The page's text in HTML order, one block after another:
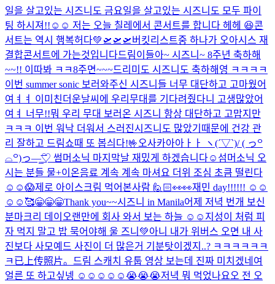
일을 살고있는 시즈니도 금요일을 살고있는 시즈니도 모두 파이
팅 하시져!!☺️☺️ 저는 오늘 칠레에서 콘서트를 합니다 헤헤 😆콘
서트는 역시 행복허다💚 🛫🛫🛫버킷리스트중 하나가 오아시스 재
결합콘서트에 가는것입니다드림이들아~ 시즈니~ 8주년 축하해
~~!! 이따봐 ㅋㅋ8주면~~~드리미도 시즈니도 축하해영 ㅋㅋㅋㅋ
이번 summer sonic 보러와주신 시즈니들 너무 대단하고 고마웠어
여ㅕㅕ 이미친더운날씨에 우리무대를 기다려줬다니 고생많았어
여ㅕ 너무!!뭐 우리 무대 보러온 시즈니 항상 대단하고 고맙지만
ㅋㅋㅋ 이번 워낙 더워서 스러진시즈니도 많았기때문에 건강 관
리 잘하고 드림쇼때 또 봅싀다!🤟 오사카아아ㅏㅏ ヽ(´▽`)/ ( っ꒪
⌓꒪)っ—̳͟͞͞♡ 썸머소닉 마지막날 재밌게 하겠습니다☺️ 섬머소닉 오
시는 분들 물+이온음료 계속 계속 마셔요 더위 조심 초큼 떨린다
☺️☺️😱제로 아이스크림 먹어본사람 🙋🏻👀👀재민 day!!!!!! ☺️☺️
☺️☺️ 🥰😁😁😁Thank you~~시즈니 in Manila어제 저녁 번개 보신
분마크리 데이 오랜만에 회사 와서 보는 하늘 ☺️☺️ 지성이 처럼 피
자 먹지 말고 밥 묵어야해 울 즈니💚아니 내가 위버스 오면 내 사
진보다 사모예드 사진이 더 많은거 기분탓이겠지..? ㅋㅋㅋㅋㅋㅋ
ㅋ 已上传照片。
드림 스캐치 유툽 영상 보는데 진짜 미치겠네여
얼른 또 하고싶넹 ☺️☺️☺️☺️☺️😭😭😭저녁 뭐 먹었나요오 전 오